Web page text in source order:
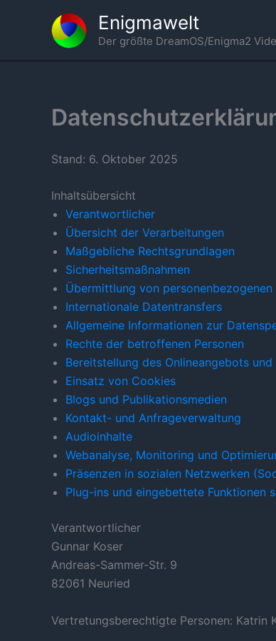
Enigmawelt
Der größte DreamOS/Enigma2
Stand: 6. Oktober 2025
Inhaltsübersicht
Verantwortlicher
Übersicht der Verarbeitungen
Maßgebliche Rechtsgrundlagen
Sicherheitsmaßnahmen
Übermittlung von personenbezogenen
Internationale Datentransfers
Allgemeine Informationen zur
Rechte der betroffenen Personen
Bereitstellung des Onlineangebots und
Einsatz von Cookies
Blogs und Publikationsmedien
Kontakt- und Anfrageverwaltung
Audioinhalte
Webanalyse, Monitoring und
Präsenzen in sozialen Netzwerken
Plug-ins und eingebettete Funktionen
Verantwortlicher
Gunnar Koser
Andreas-Sammer-Str. 9
82061 Neuried
Vertretungsberechtigte Personen: Katrin